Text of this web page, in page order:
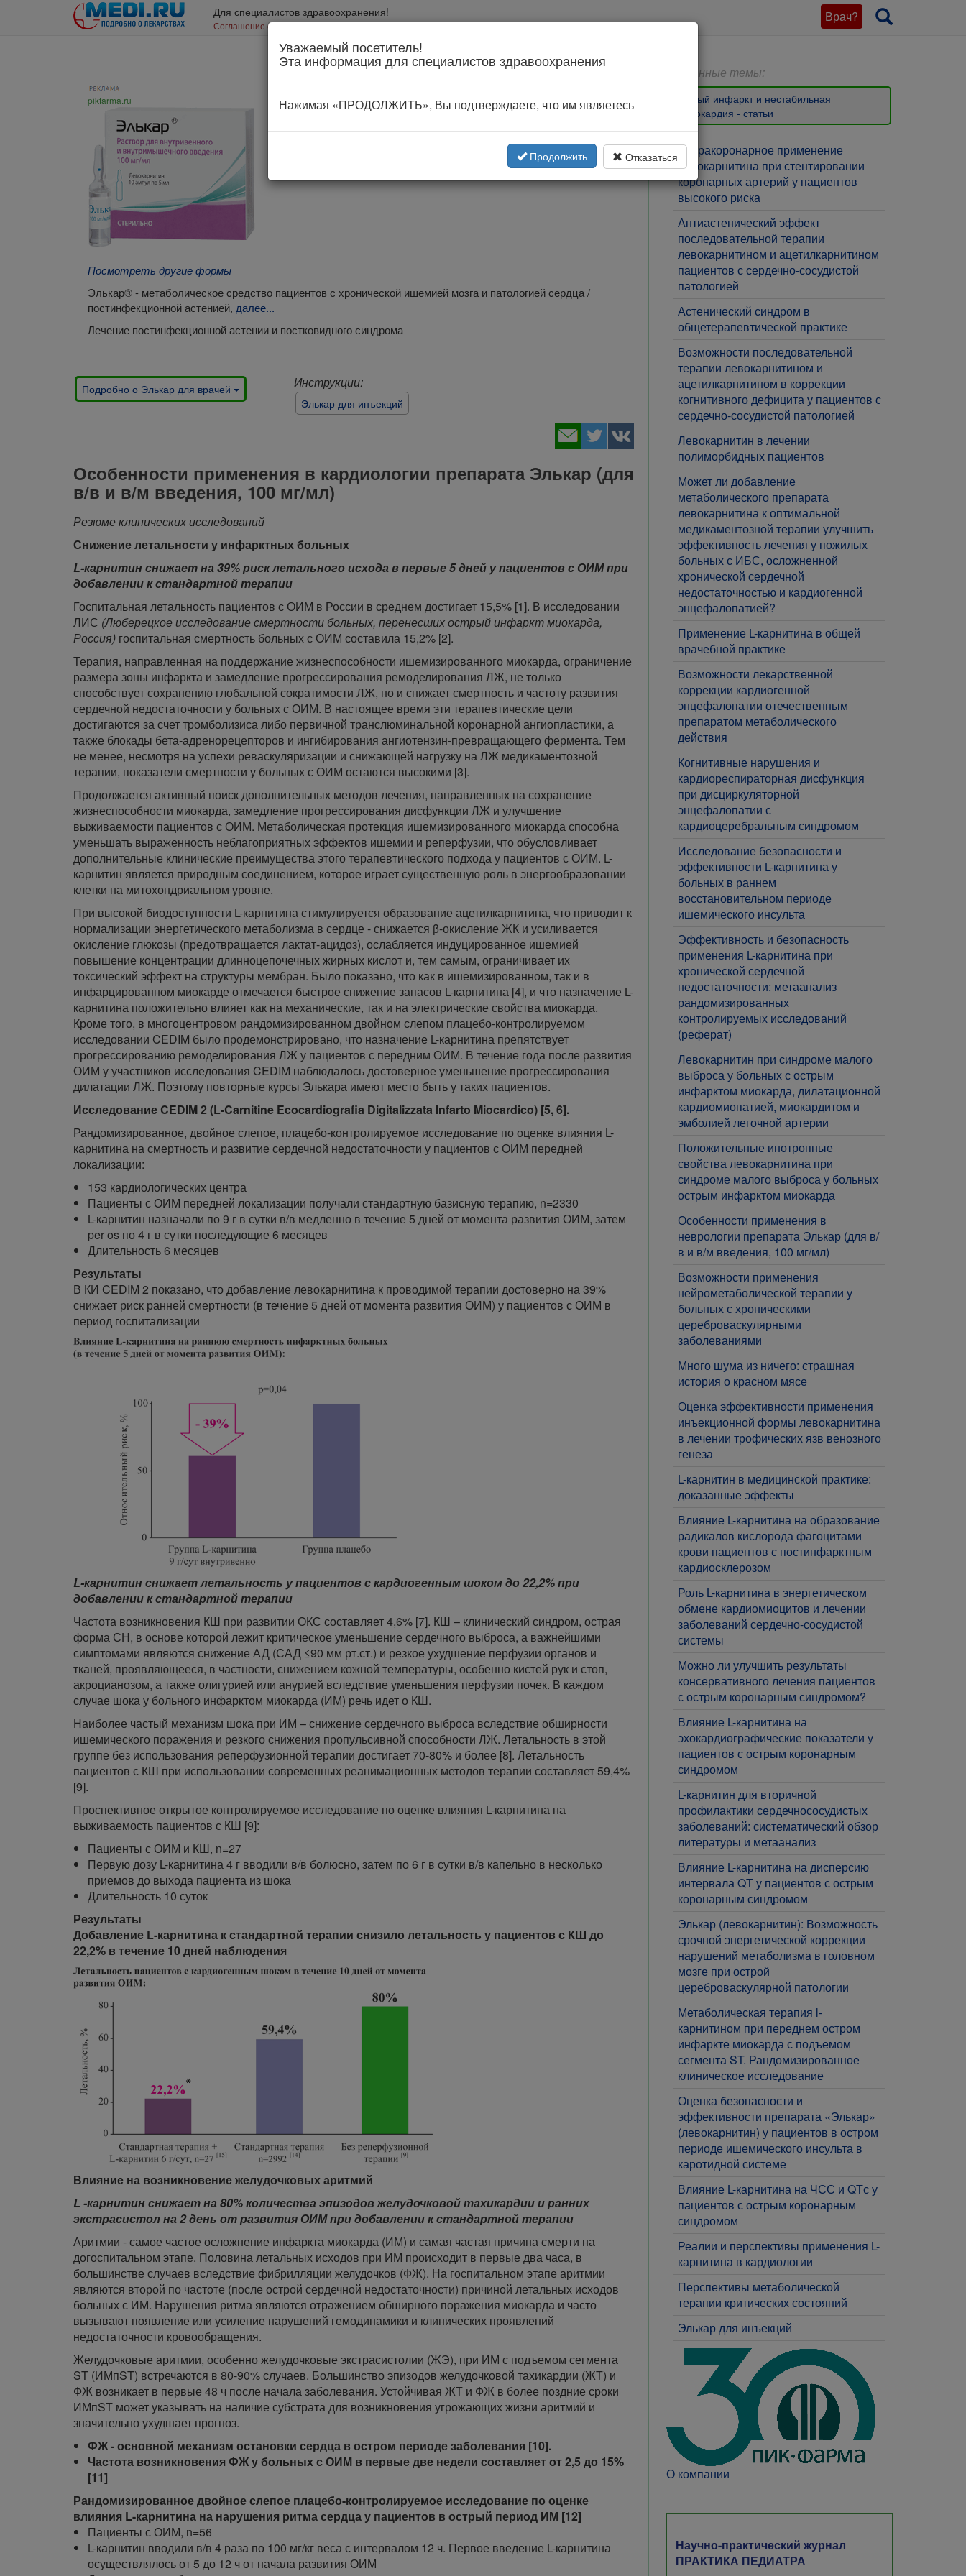
Врач?
Для специалистов здравоохранения!
Соглашение об использовании
Уважаемый посетитель!
Эта информация для специалистов здравоохранения
Нажимая «ПРОДОЛЖИТЬ», Вы подтверждаете, что им являетесь
Продолжить Отказаться
pikfarma.ru
Посмотреть другие формы
Элькар® - метаболическое средство пациентов с хронической ишемией мозга и патологией сердца /
постинфекционной астенией, далее...
Лечение постинфекционной астении и постковидного синдрома
Подробно о Элькар для врачей Инструкции:
Элькар для инъекций
Особенности применения в кардиологии препарата Элькар (для
в/в и в/м введения, 100 мг/мл)
Резюме клинических исследований
Снижение летальности у инфарктных больных
L-карнитин снижает на 39% риск летального исхода в первые 5 дней у пациентов с ОИМ при
добавлении к стандартной терапии
Госпитальная летальность пациентов с ОИМ в России в среднем достигает 15,5% [1]. В исследовании
ЛИС (Люберецкое исследование смертности больных, перенесших острый инфаркт миокарда,
Россия) госпитальная смертность больных с ОИМ составила 15,2% [2].
Терапия, направленная на поддержание жизнеспособности ишемизированного миокарда, ограничение
размера зоны инфаркта и замедление прогрессирования ремоделирования ЛЖ, не только
способствует сохранению глобальной сократимости ЛЖ, но и снижает смертность и частоту развития
сердечной недостаточности у больных с ОИМ. В настоящее время эти терапевтические цели
достигаются за счет тромболизиса либо первичной транслюминальной коронарной ангиопластики, а
также блокады бета-адренорецепторов и ингибирования ангиотензин-превращающего фермента. Тем
не менее, несмотря на успехи реваскуляризации и снижающей нагрузку на ЛЖ медикаментозной
терапии, показатели смертности у больных с ОИМ остаются высокими [3].
Продолжается активный поиск дополнительных методов лечения, направленных на сохранение
жизнеспособности миокарда, замедление прогрессирования дисфункции ЛЖ и улучшение
выживаемости пациентов с ОИМ. Метаболическая протекция ишемизированного миокарда способна
уменьшать выраженность неблагоприятных эффектов ишемии и реперфузии, что обусловливает
дополнительные клинические преимущества этого терапевтического подхода у пациентов с ОИМ. L-
карнитин является природным соединением, которое играет существенную роль в энергообразовании
клетки на митохондриальном уровне.
При высокой биодоступности L-карнитина стимулируется образование ацетилкарнитина, что приводит к
нормализации энергетического метаболизма в сердце - снижается β-окисление ЖК и усиливается
окисление глюкозы (предотвращается лактат-ацидоз), ослабляется индуцированное ишемией
повышение концентрации длинноцепочечных жирных кислот и, тем самым, ограничивает их
токсический эффект на структуры мембран. Было показано, что как в ишемизированном, так и в
инфарцированном миокарде отмечается быстрое снижение запасов L-карнитина [4], и что назначение L-
карнитина положительно влияет как на механические, так и на электрические свойства миокарда.
Кроме того, в многоцентровом рандомизированном двойном слепом плацебо-контролируемом
исследовании CEDIM было продемонстрировано, что назначение L-карнитина препятствует
прогрессированию ремоделирования ЛЖ у пациентов с передним ОИМ. В течение года после развития
ОИМ у участников исследования CEDIM наблюдалось достоверное уменьшение прогрессирования
дилатации ЛЖ. Поэтому повторные курсы Элькара имеют место быть у таких пациентов.
Исследование CEDIM 2 (L-Carnitine Ecocardiografia Digitalizzata Infarto Miocardico) [5, 6].
Рандомизированное, двойное слепое, плацебо-контролируемое исследование по оценке влияния L-
карнитина на смертность и развитие сердечной недостаточности у пациентов с ОИМ передней
локализации:
153 кардиологических центра
Пациенты с ОИМ передней локализации получали стандартную базисную терапию, n=2330
L-карнитин назначали по 9 г в сутки в/в медленно в течение 5 дней от момента развития ОИМ, затем
per os по 4 г в сутки последующие 6 месяцев
Длительность 6 месяцев
Результаты
В КИ CEDIM 2 показано, что добавление левокарнитина к проводимой терапии достоверно на 39%
снижает риск ранней смертности (в течение 5 дней от момента развития ОИМ) у пациентов с ОИМ в
период госпитализации
L-карнитин снижает летальность у пациентов с кардиогенным шоком до 22,2% при
добавлении к стандартной терапии
Частота возникновения КШ при развитии ОКС составляет 4,6% [7]. КШ – клинический синдром, острая
форма СН, в основе которой лежит критическое уменьшение сердечного выброса, а важнейшими
симптомами являются снижение АД (САД ≤90 мм рт.ст.) и резкое ухудшение перфузии органов и
тканей, проявляющееся, в частности, снижением кожной температуры, особенно кистей рук и стоп,
акроцианозом, а также олигурией или анурией вследствие уменьшения перфузии почек. В каждом
случае шока у больного инфарктом миокарда (ИМ) речь идет о КШ.
Наиболее частый механизм шока при ИМ – снижение сердечного выброса вследствие обширности
ишемического поражения и резкого снижения пропульсивной способности ЛЖ. Летальность в этой
группе без использования реперфузионной терапии достигает 70-80% и более [8]. Летальность
пациентов с КШ при использовании современных реанимационных методов терапии составляет 59,4%
[9].
Проспективное открытое контролируемое исследование по оценке влияния L-карнитина на
выживаемость пациентов с КШ [9]:
Пациенты с ОИМ и КШ, n=27
Первую дозу L-карнитина 4 г вводили в/в болюсно, затем по 6 г в сутки в/в капельно в несколько
приемов до выхода пациента из шока
Длительность 10 суток
Результаты
Добавление L-карнитина к стандартной терапии снизило летальность у пациентов с КШ до
22,2% в течение 10 дней наблюдения
Влияние на возникновение желудочковых аритмий
L -карнитин снижает на 80% количества эпизодов желудочковой тахикардии и ранних
экстрасистол на 2 день от развития ОИМ при добавлении к стандартной терапии
Аритмии - самое частое осложнение инфаркта миокарда (ИМ) и самая частая причина смерти на
догоспитальном этапе. Половина летальных исходов при ИМ происходит в первые два часа, в
большинстве случаев вследствие фибрилляции желудочков (ФЖ). На госпитальном этапе аритмии
являются второй по частоте (после острой сердечной недостаточности) причиной летальных исходов
больных с ИМ. Нарушения ритма являются отражением обширного поражения миокарда и часто
вызывают появление или усиление нарушений гемодинамики и клинических проявлений
недостаточности кровообращения.
Желудочковые аритмии, особенно желудочковые экстрасистолии (ЖЭ), при ИМ с подъемом сегмента
ST (ИМпST) встречаются в 80-90% случаев. Большинство эпизодов желудочковой тахикардии (ЖТ) и
ФЖ возникает в первые 48 ч после начала заболевания. Устойчивая ЖТ и ФЖ в более поздние сроки
ИМпST может указывать на наличие субстрата для возникновения угрожающих жизни аритмий и
значительно ухудшает прогноз.
ФЖ - основной механизм остановки сердца в остром периоде заболевания [10].
Частота возникновения ФЖ у больных с ОИМ в первые две недели составляет от 2,5 до 15%
[11]
Рандомизированное двойное слепое плацебо-контролируемое исследование по оценке
влияния L-карнитина на нарушения ритма сердца у пациентов в острый период ИМ [12]
Пациенты с ОИМ, n=56
L-карнитин вводили в/в 4 раза по 100 мг/кг веса с интервалом 12 ч. Первое введение L-карнитина
осуществлялось от 5 до 12 ч от начала развития ОИМ
Связанные темы:
Острый инфаркт и нестабильная
стенокардия - статьи
​Интракоронарное применение
левокарнитина при стентировании
коронарных артерий у пациентов
высокого риска
​Антиастенический эффект
последовательной терапии
левокарнитином и ацетилкарнитином
пациентов с сердечно-сосудистой
патологией
Астенический синдром в
общетерапевтической практике
Возможности последовательной
терапии левокарнитином и
ацетилкарнитином в коррекции
когнитивного дефицита у пациентов с
сердечно-сосудистой патологией
Левокарнитин в лечении
полиморбидных пациентов
Может ли добавление
метаболического препарата
левокарнитина к оптимальной
медикаментозной терапии улучшить
эффективность лечения у пожилых
больных с ИБС, осложненной
хронической сердечной
недостаточностью и кардиогенной
энцефалопатией?
Применение L-карнитина в общей
врачебной практике
Возможности лекарственной
коррекции кардиогенной
энцефалопатии отечественным
препаратом метаболического
действия
Когнитивные нарушения и
кардиореспираторная дисфункция
при дисциркуляторной
энцефалопатии с
кардиоцеребральным синдромом
Исследование безопасности и
эффективности L-карнитина у
больных в раннем
восстановительном периоде
ишемического инсульта
Эффективность и безопасность
применения L-карнитина при
хронической сердечной
недостаточности: метаанализ
рандомизированных
контролируемых исследований
(реферат)
Левокарнитин при синдроме малого
выброса у больных с острым
инфарктом миокарда, дилатационной
кардиомиопатией, миокардитом и
эмболией легочной артерии
Положительные инотропные
свойства левокарнитина при
синдроме малого выброса у больных
острым инфарктом миокарда
Особенности применения в
неврологии препарата Элькар (для в/
в и в/м введения, 100 мг/мл)
Возможности применения
нейрометаболической терапии у
больных с хроническими
цереброваскулярными
заболеваниями
Много шума из ничего: страшная
история о красном мясе
Оценка эффективности применения
инъекционной формы левокарнитина
в лечении трофических язв венозного
генеза
​L-карнитин в медицинской практике:
доказанные эффекты
​Влияние L-карнитина на образование
радикалов кислорода фагоцитами
крови пациентов с постинфарктным
кардиосклерозом
​​​​​​Роль L-карнитина в энергетическом
обмене кардиомиоцитов и лечении
заболеваний сердечно-сосудистой
системы
Можно ли улучшить результаты
консервативного лечения пациентов
с острым коронарным синдромом?
Влияние L-карнитина на
эхокардиографические показатели у
пациентов с острым коронарным
синдромом
L-карнитин для вторичной
профилактики сердечнососудистых
заболеваний: систематический обзор
литературы и метаанализ
Влияние L-карнитина на дисперсию
интервала QT у пациентов с острым
коронарным синдромом
Элькар (левокарнитин): Возможность
срочной энергетической коррекции
нарушений метаболизма в головном
мозге при острой
цереброваскулярной патологии
Метаболическая терапия l-
карнитином при переднем остром
инфаркте миокарда с подъемом
сегмента ST. Рандомизированное
клиническое исследование
Оценка безопасности и
эффективности препарата «Элькар»
(левокарнитин) у пациентов в остром
периоде ишемического инсульта в
каротидной системе
Влияние L-карнитина на ЧСС и QTс у
пациентов с острым коронарным
синдромом
Реалии и перспективы применения L-
карнитина в кардиологии
Перспективы метаболической
терапии критических состояний
Элькар для инъекций
О компании
Научно-практический журнал
ПРАКТИКА ПЕДИАТРА